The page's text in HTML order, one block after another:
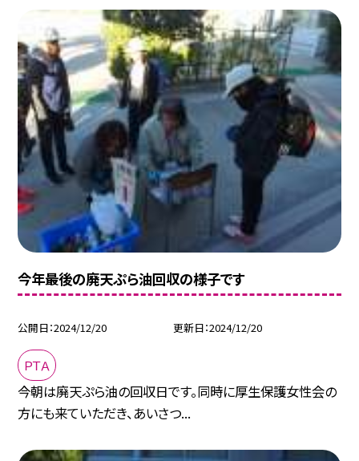
今年最後の廃天ぷら油回収の様子です
公開日 2024/12/20 更新日 2024/12/20
ＰＴＡ
今朝は廃天ぷら油の回収日です。同時に厚生保護女性会の
方にも来ていただき、あいさつ...